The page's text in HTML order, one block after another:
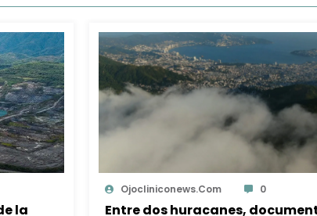
Ojocliniconews.com 0
Suprema Corte confirma que